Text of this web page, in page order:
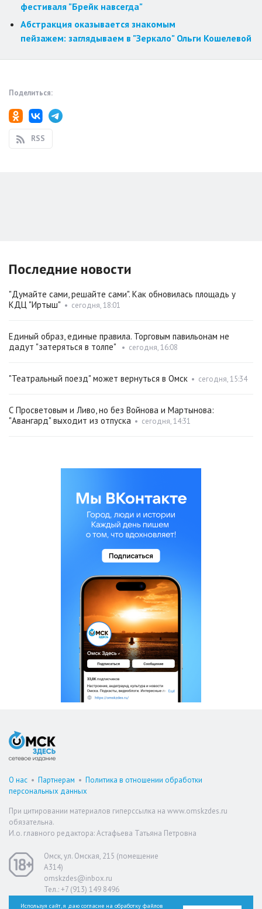
фестиваля "Брейк навсегда"
Абстракция оказывается знакомым
пейзажем: заглядываем в "Зеркало" Ольги Кошелевой
Поделиться:
RSS
Последние новости
"Думайте сами, решайте сами". Как обновилась площадь у
КДЦ "Иртыш" • сегодня, 18:01
Единый образ, единые правила. Торговым павильонам не
дадут "затеряться в толпе"
• сегодня, 16:08
"Театральный поезд" может вернуться в Омск • сегодня, 15:34
С Просветовым и Ливо, но без Войнова и Мартынова:
"Авангард" выходит из отпуска • сегодня, 14:31
О нас • Партнерам • Политика в отношении обработки
персональных данных
При цитировании материалов гиперссылка на www.omskzdes.ru
обязательна.
И.о. главного редактора: Астафьева Татьяна Петровна
Омск, ул. Омская, 215 (помещение
А314)
omskzdes@inbox.ru
Тел.: +7 (913) 149 8496
Используя сайт, я даю согласие на обработку файлов